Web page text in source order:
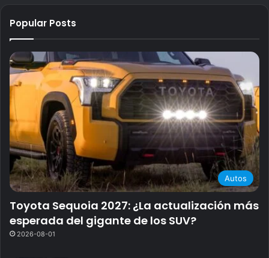
Popular Posts
Autos
Toyota Sequoia 2027: ¿La actualización más
esperada del gigante de los SUV?
2026-08-01